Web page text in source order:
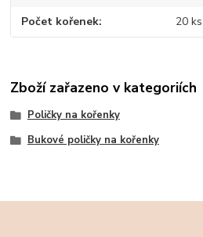
Počet kořenek 20 ks
Zboží zařazeno v kategoriích
Poličky na kořenky
Bukové poličky na kořenky